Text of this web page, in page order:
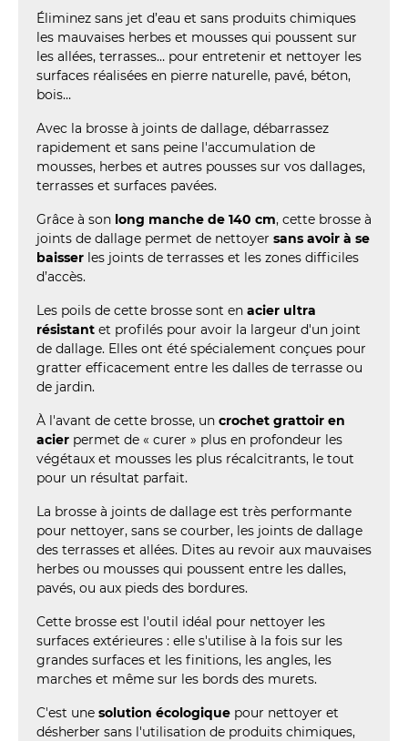
Éliminez sans jet d’eau et sans produits chimiques
les mauvaises herbes et mousses qui poussent sur
les allées, terrasses… pour entretenir et nettoyer les
surfaces réalisées en pierre naturelle, pavé, béton,
bois…
Avec la brosse à joints de dallage, débarrassez
rapidement et sans peine l'accumulation de
mousses, herbes et autres pousses sur vos dallages,
terrasses et surfaces pavées.
Grâce à son long manche de 140 cm, cette brosse à
joints de dallage permet de nettoyer sans avoir à se
baisser les joints de terrasses et les zones difficiles
d’accès.
Les poils de cette brosse sont en acier ultra
résistant et profilés pour avoir la largeur d'un joint
de dallage. Elles ont été spécialement conçues pour
gratter efficacement entre les dalles de terrasse ou
de jardin.
À l'avant de cette brosse, un crochet grattoir en
acier permet de « curer » plus en profondeur les
végétaux et mousses les plus récalcitrants, le tout
pour un résultat parfait.
La brosse à joints de dallage est très performante
pour nettoyer, sans se courber, les joints de dallage
des terrasses et allées. Dites au revoir aux mauvaises
herbes ou mousses qui poussent entre les dalles,
pavés, ou aux pieds des bordures.
Cette brosse est l'outil idéal pour nettoyer les
surfaces extérieures : elle s'utilise à la fois sur les
grandes surfaces et les finitions, les angles, les
marches et même sur les bords des murets.
C'est une solution écologique pour nettoyer et
désherber sans l'utilisation de produits chimiques,